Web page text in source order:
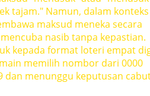
tajam." Namun, dalam konteks
maksud meneka secara
nasib tanpa kepastian.
kepada format loteri empat
memilih nombor dari 0000
dan menunggu keputusan